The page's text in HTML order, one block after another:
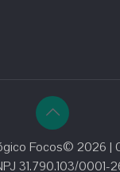
Focos© 2026 |
31.790.103/0001-